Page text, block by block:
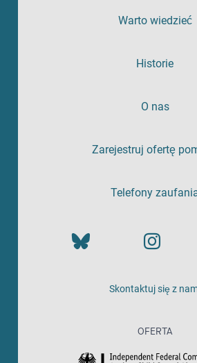
Warto wiedzieć
Historie
O nas
Zarejestruj ofertę
Telefony
Skontaktuj się z
OFERTA